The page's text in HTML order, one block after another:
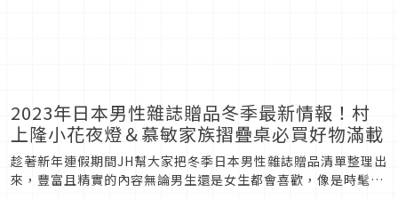
2023年日本男性雜誌贈品冬季最新情報！村
上隆小花夜燈＆慕敏家族摺疊桌必買好物滿載
趁著新年連假期間JH幫大家把冬季日本男性雜誌贈品清單整理出
來，豐富且精實的內容無論男生還是女生都會喜歡，像是時髦可